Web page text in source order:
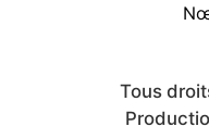
Tous